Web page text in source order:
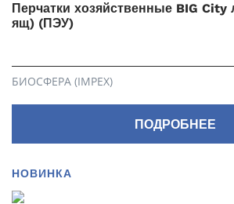
Перчатки хозяйственные BIG
ящ) (ПЭУ)
БИОСФЕРА (IMPEX)
ПОДРОБНЕЕ
НОВИНКА